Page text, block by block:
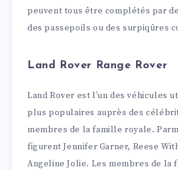
peuvent tous être complétés par
des passepoils ou des surpiqûres
Land Rover Range Rover
Land Rover est l’un des véhicules
plus populaires auprès des
membres de la famille royale.
figurent Jennifer Garner, Reese
Angeline Jolie. Les membres de la